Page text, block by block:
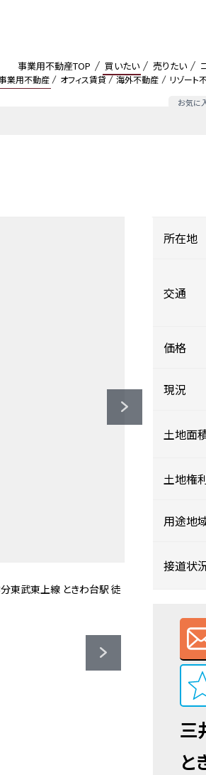
業用不動産 オフィス賃貸 海外不動産 リゾート
お気に
事業用不動産TOP 買いたい 売りたい
東武東上線 ときわ台駅 徒
たら是非当社にご連絡くだ
いただきます。お気軽にお
ございます。
くださいませ。
さい。
わせください。
けくださいませ。
域でございます。
ため、お買い得商品を買い
コーナーは～21:00
ｍ）
）
行のATM、マルチコピー機
力のドラッグストア。PB商
9:30～22:00
利用可能時間/9:00～17:30※
所在地
交通
価格
現況
土地面
土地権
用途地
接道状
三
と